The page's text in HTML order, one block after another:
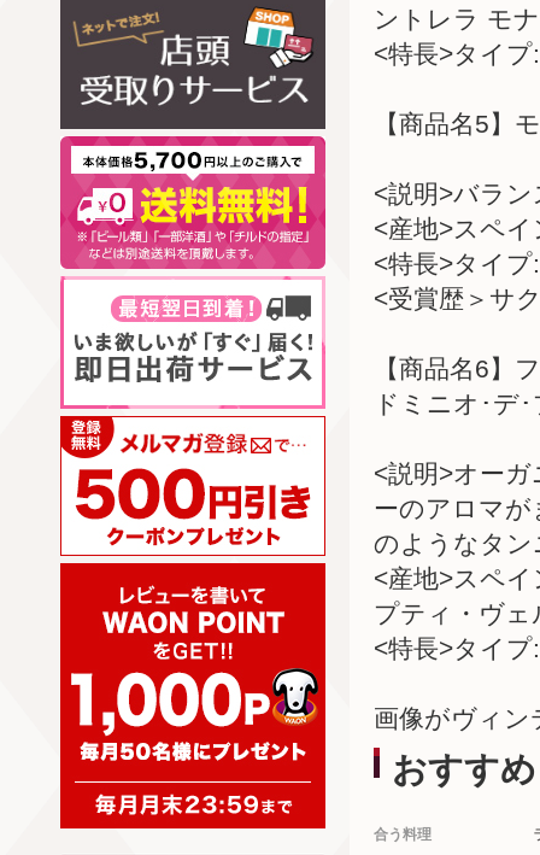
ントレラ モ
<特長>タイ
【商品名5】
<説明>バラ
<産地>スペ
<特長>タイ
<受賞歴＞サ
【商品名6】
ドミニオ･デ
<説明>オー
ーのアロマ
のようなタン
<産地>スペ
プティ・ヴェ
<特長>タイ
画像がヴィン
おすすめ
合う料理